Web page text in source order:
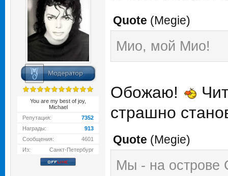
You are my best of joy,
Michael
Репутация:
7352
Награды:
913
Сообщения:
4601
Из:
Санкт-Петербург
Quote (Megie)
Мио, мой Мио!
Обожаю!
страшно
Quote (Megie)
Мы - на острове